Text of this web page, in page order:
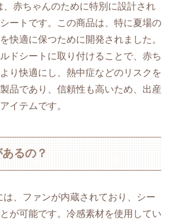
、赤ちゃんのために特別に設計され
ートです。この商品は、特に夏場の
快適に保つために開発されました。
ドシートに取り付けることで、赤ち
り快適にし、熱中症などのリスクを
品であり、信頼性も高いため、出産
イテムです。
るの？
は、ファンが内蔵されており、シー
が可能です。冷感素材を使用してい